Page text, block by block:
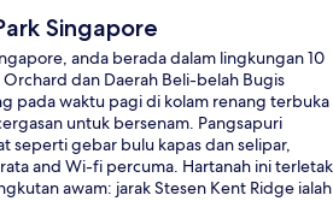
Singapore
anda berada dalam lingkungan 10
dan Daerah Beli-belah Bugis
pada waktu pagi di kolam renang terbuka
untuk bersenam. Pangsapuri
seperti gebar bulu kapas dan selipar,
and Wi-fi percuma. Hartanah ini terletak
awam: jarak Stesen Kent Ridge ialah